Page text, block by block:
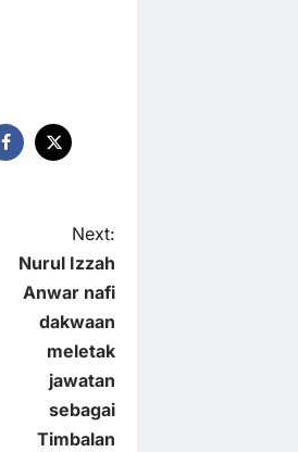
Next:
Nurul Izzah
Anwar nafi
dakwaan
meletak
jawatan
sebagai
Timbalan